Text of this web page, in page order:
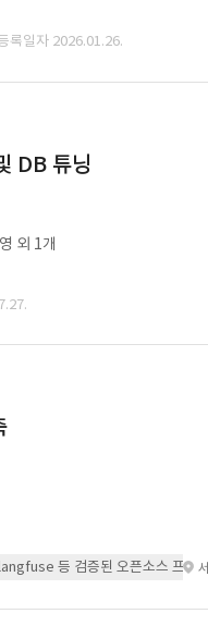
록일자 2026.01.26.
DB 튜닝
외 1개
등 검증된 오픈소스 프레